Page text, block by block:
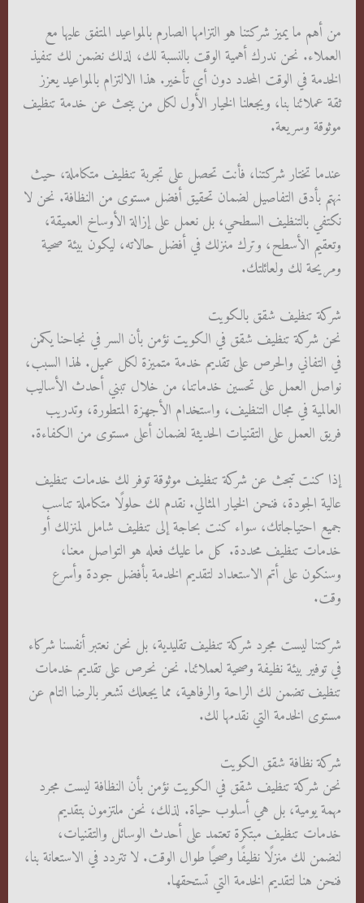
من أهم ما يميز شركتنا هو التزامها الصارم بالمواعيد المتفق عليها مع
العملاء. نحن ندرك أهمية الوقت بالنسبة لك، لذلك نضمن لك تنفيذ
الخدمة في الوقت المحدد دون أي تأخير. هذا الالتزام بالمواعيد يعزز
ثقة عملائنا بنا، ويجعلنا الخيار الأول لكل من يبحث عن خدمة تنظيف
موثوقة وسريعة.
عندما تختار شركتنا، فأنت تحصل على تجربة تنظيف متكاملة، حيث
نهتم بأدق التفاصيل لضمان تحقيق أفضل مستوى من النظافة. نحن لا
نكتفي بالتنظيف السطحي، بل نعمل على إزالة الأوساخ العميقة،
وتعقيم الأسطح، وترك منزلك في أفضل حالاته، ليكون بيئة صحية
ومريحة لك ولعائلتك.
شركة تنظيف شقق بالكويت
نحن شركة تنظيف شقق في الكويت نؤمن بأن السر في نجاحنا يكمن
في التفاني والحرص على تقديم خدمة متميزة لكل عميل. لهذا السبب،
نواصل العمل على تحسين خدماتنا، من خلال تبني أحدث الأساليب
العالمية في مجال التنظيف، واستخدام الأجهزة المتطورة، وتدريب
فريق العمل على التقنيات الحديثة لضمان أعلى مستوى من الكفاءة.
إذا كنت تبحث عن شركة تنظيف موثوقة توفر لك خدمات تنظيف
عالية الجودة، فنحن الخيار المثالي. نقدم لك حلولًا متكاملة تناسب
جميع احتياجاتك، سواء كنت بحاجة إلى تنظيف شامل لمنزلك أو
خدمات تنظيف محددة. كل ما عليك فعله هو التواصل معنا،
وسنكون على أتم الاستعداد لتقديم الخدمة بأفضل جودة وأسرع
وقت.
شركتنا ليست مجرد شركة تنظيف تقليدية، بل نحن نعتبر أنفسنا شركاء
في توفير بيئة نظيفة وصحية لعملائنا. نحن نحرص على تقديم خدمات
تنظيف تضمن لك الراحة والرفاهية، مما يجعلك تشعر بالرضا التام عن
مستوى الخدمة التي نقدمها لك.
شركة نظافة شقق الكويت
نحن شركة تنظيف شقق في الكويت نؤمن بأن النظافة ليست مجرد
مهمة يومية، بل هي أسلوب حياة. لذلك، نحن ملتزمون بتقديم
خدمات تنظيف مبتكرة تعتمد على أحدث الوسائل والتقنيات،
لنضمن لك منزلًا نظيفًا وصحيًا طوال الوقت. لا تتردد في الاستعانة بنا،
فنحن هنا لتقديم الخدمة التي تستحقها.